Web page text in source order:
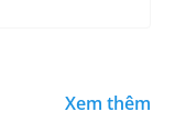
Xem thêm